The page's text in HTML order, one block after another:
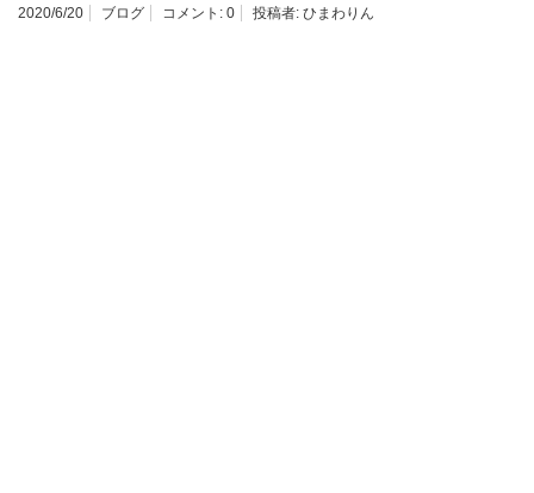
2020/6/20 ブログ コメント: 0 投稿者: ひまわりん